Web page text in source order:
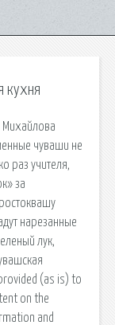
кухня
Михайлова
чуваши не
раз учителя,
за
нарезанные
лук,
(as is) to
on the
and